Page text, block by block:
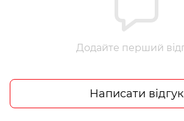
Додайте перший
Написати відгук